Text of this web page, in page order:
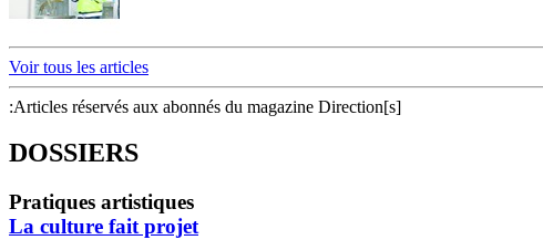
Voir tous les articles
:Articles réservés aux abonnés du magazine Direction[s]
DOSSIERS
Pratiques artistiques
La culture fait projet